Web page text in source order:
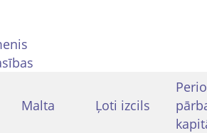
Malta Ļoti izcils